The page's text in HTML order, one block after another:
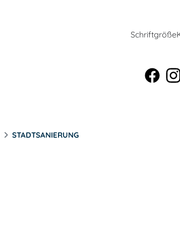
Schriftgröße
STADTSANIERUNG